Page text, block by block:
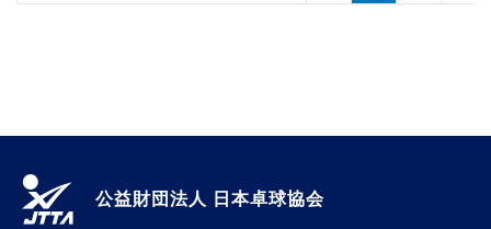
公益財団法人 日本卓球協会